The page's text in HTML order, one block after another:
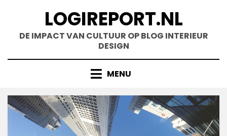
inhoud
LOGIREPORT.NL
DE IMPACT VAN CULTUUR OP BLOG INTERIEUR
DESIGN
MENU